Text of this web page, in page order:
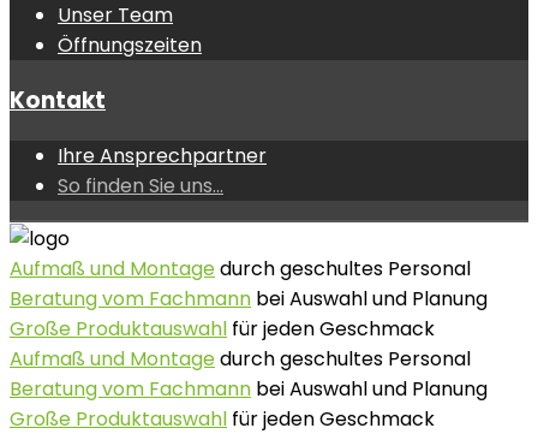
Unser Team
Öffnungszeiten
Kontakt
Ihre Ansprechpartner
So finden Sie uns...
Aufmaß und Montagedurch geschultes Personal
Beratung vom Fachmann bei Auswahl und Planung
Große Produktauswahl für jeden Geschmack
Aufmaß und Montagedurch geschultes Personal
Beratung vom Fachmann bei Auswahl und Planung
Große Produktauswahl für jeden Geschmack